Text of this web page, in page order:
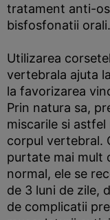
tratament anti-
bisfosfonatii orali.
Utilizarea
vertebrala ajuta
la favorizarea
Prin natura sa,
miscarile si
corpul vertebral.
purtate mai mult
normal, ele se
de 3 luni de zile,
de complicatii